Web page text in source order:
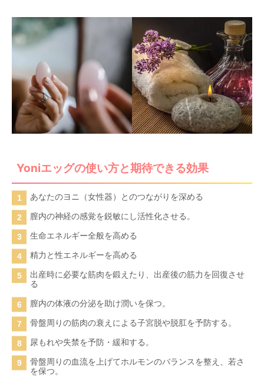
Yoniエッグの使い方と期待できる効果
あなたのヨニ（女性器）とのつながりを深める
膣内の神経の感覚を鋭敏にし活性化させる。
生命エネルギー全般を高める
精力と性エネルギーを高める
出産時に必要な筋肉を鍛えたり、出産後の筋力を回復させ
る
膣内の体液の分泌を助け潤いを保つ。
骨盤周りの筋肉の衰えによる子宮脱や脱肛を予防する。
尿もれや失禁を予防・緩和する。
骨盤周りの血流を上げてホルモンのバランスを整え、若さ
を保つ。